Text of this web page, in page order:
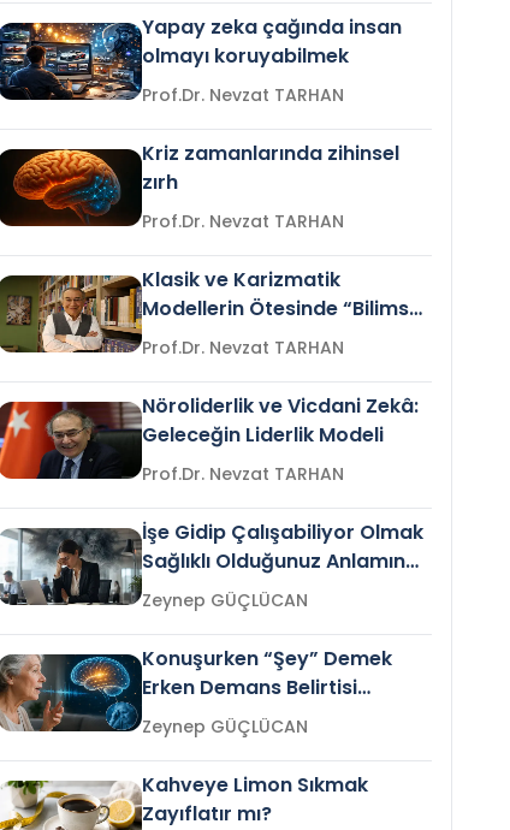
Yapay zeka çağında insan
olmayı koruyabilmek
Prof.Dr. Nevzat TARHAN
Kriz zamanlarında zihinsel
zırh
Prof.Dr. Nevzat TARHAN
Klasik ve Karizmatik
Modellerin Ötesinde “Bilimsel
Liderlik”
Prof.Dr. Nevzat TARHAN
Nöroliderlik ve Vicdani Zekâ:
Geleceğin Liderlik Modeli
Prof.Dr. Nevzat TARHAN
İşe Gidip Çalışabiliyor Olmak
Sağlıklı Olduğunuz Anlamına
Gelir mi?Zeynep GÜÇLÜCAN
Konuşurken “Şey” Demek
Erken Demans Belirtisi
Olabilir mi?Zeynep GÜÇLÜCAN
Kahveye Limon Sıkmak
Zayıflatır mı?